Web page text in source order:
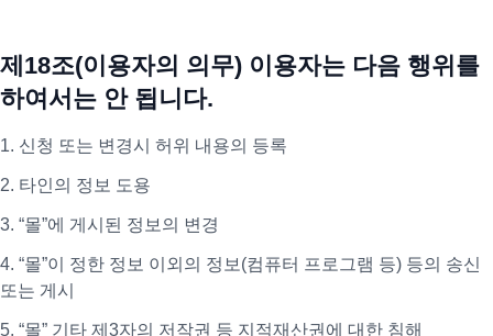
제18조(이용자의 의무) 이용자는 다음 행위를
하여서는 안 됩니다.
1. 신청 또는 변경시 허위 내용의 등록
2. 타인의 정보 도용
3. “몰”에 게시된 정보의 변경
4. “몰”이 정한 정보 이외의 정보(컴퓨터 프로그램 등) 등의 송신
또는 게시
5. “몰” 기타 제3자의 저작권 등 지적재산권에 대한 침해